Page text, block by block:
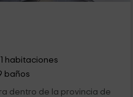
habitaciones
baños
dentro de la provincia de